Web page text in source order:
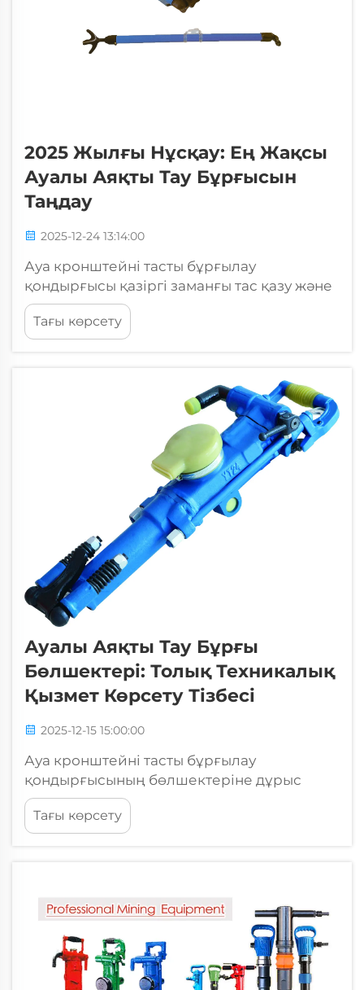
2025 Жылғы Нұсқау: Ең Жақсы
Ауалы Аяқты Тау Бұрғысын
Таңдау
2025-12-24 13:14:00
Ауа кронштейні тасты бұрғылау
қондырғысы қазіргі заманғы тас қазу және
құрылыс жұмыстарындағы ең маңызды
жабдықтардың бірі болып табылады. Бұл
пневматикалық бұрғылау машиналары
карьерлерде жұмыс істеу тәсілдерін
Тағы көрсету
Ауалы Аяқты Тау Бұрғы
Бөлшектері: Толық Техникалық
Қызмет Көрсету Тізбесі
2025-12-15 15:00:00
Ауа кронштейні тасты бұрғылау
қондырғысының бөлшектеріне дұрыс
техникалық қызмет көрсету қазірет және
құрылыс жұмыстарында жабдықтың тиімді
жұмыс істеуін, жұмыс өмірін ұзартуын және
оларға қойылатын техникалық қызмет
көрсету талаптарын түсіну...
Тағы көрсету